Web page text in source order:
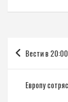
Навигация
по
записям
Вести в
Европу